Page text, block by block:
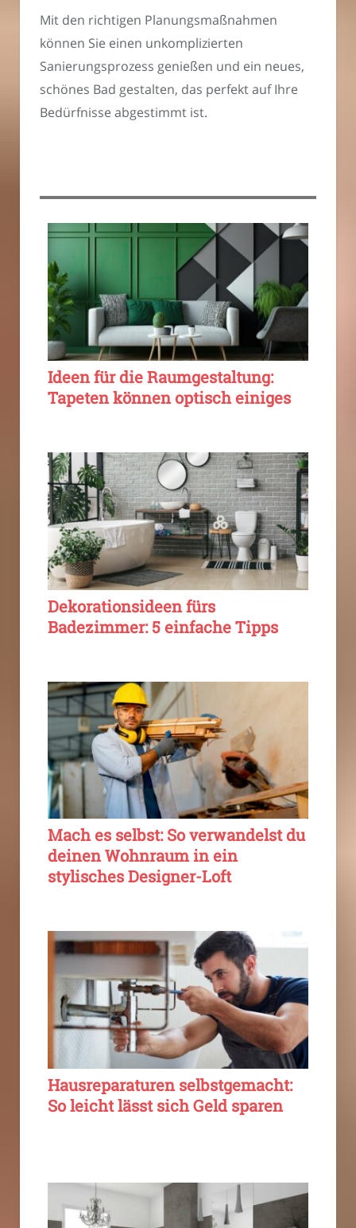
Mit den richtigen Planungsmaßnahmen
können Sie einen unkomplizierten
Sanierungsprozess genießen und ein neues,
schönes Bad gestalten, das perfekt auf Ihre
Bedürfnisse abgestimmt ist.
Ideen für die Raumgestaltung:
Tapeten können optisch einiges
Dekorationsideen fürs
Badezimmer: 5 einfache Tipps
Mach es selbst: So verwandelst du
deinen Wohnraum in ein
stylisches Designer-Loft
Hausreparaturen selbstgemacht:
So leicht lässt sich Geld sparen